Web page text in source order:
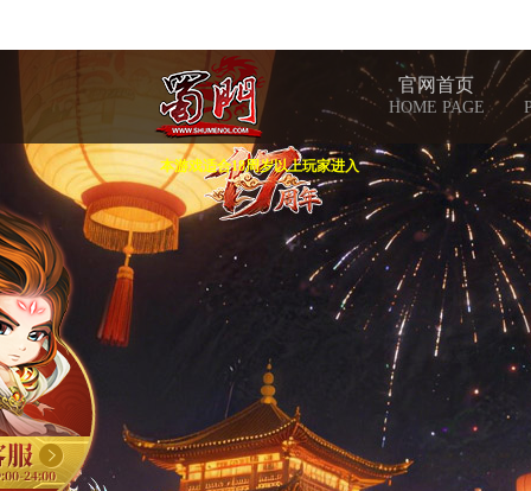
官网首页
HOME PAGE
本游戏适合18周岁以上玩家进入